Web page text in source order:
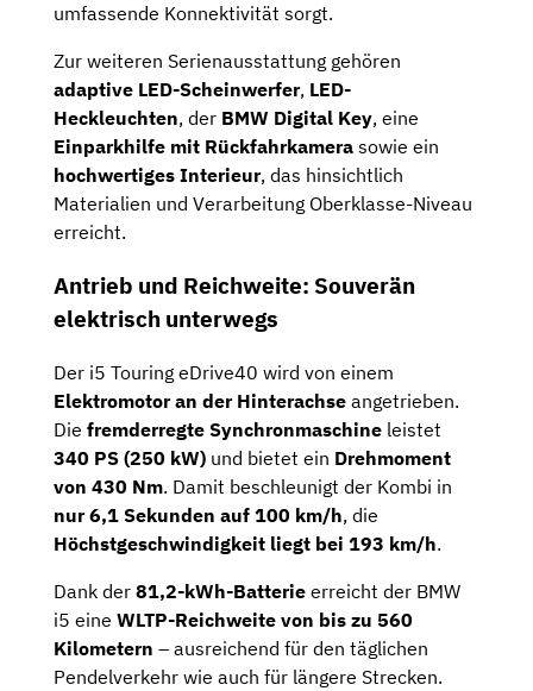
umfassende Konnektivität sorgt.
Zur weiteren Serienausstattung gehören
adaptive LED-Scheinwerfer, LED-
Heckleuchten, der BMW Digital Key, eine
Einparkhilfe mit Rückfahrkamera sowie ein
hochwertiges Interieur, das hinsichtlich
Materialien und Verarbeitung Oberklasse-Niveau
erreicht.
Antrieb und Reichweite: Souverän
elektrisch unterwegs
Der i5 Touring eDrive40 wird von einem
Elektromotor an der Hinterachse angetrieben.
Die fremderregte Synchronmaschine leistet
340 PS (250 kW) und bietet ein Drehmoment
von 430 Nm. Damit beschleunigt der Kombi in
nur 6,1 Sekunden auf 100 km/h, die
Höchstgeschwindigkeit liegt bei 193 km/h.
Dank der 81,2-kWh-Batterie erreicht der BMW
i5 eine WLTP-Reichweite von bis zu 560
Kilometern – ausreichend für den täglichen
Pendelverkehr wie auch für längere Strecken.